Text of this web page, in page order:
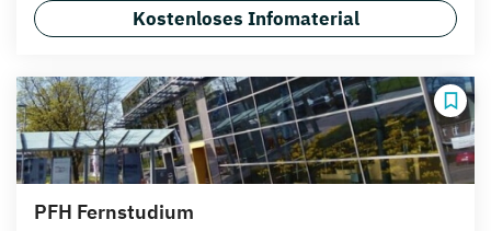
Kostenloses Infomaterial
PFH Fernstudium